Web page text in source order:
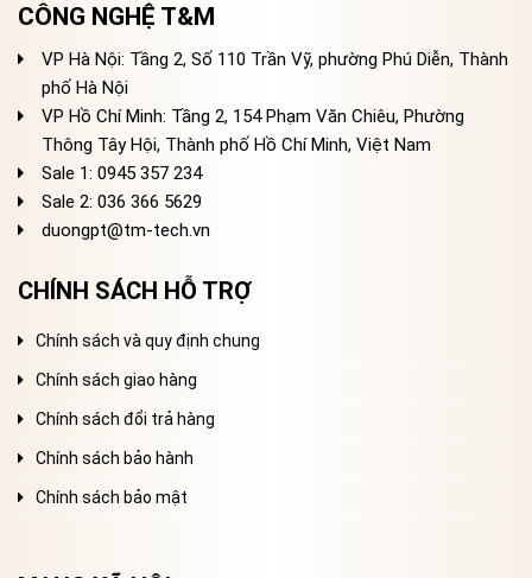
CÔNG NGHỆ T&M
VP Hà Nội: Tầng 2, Số 110 Trần Vỹ, phường Phú Diễn, Thành
phố Hà Nội
VP Hồ Chí Minh: Tầng 2, 154 Phạm Văn Chiêu, Phường
Thông Tây Hội, Thành phố Hồ Chí Minh, Việt Nam
Sale 1: 0945 357 234
Sale 2: 036 366 5629
duongpt@tm-tech.vn
CHÍNH SÁCH HỖ TRỢ
Chính sách và quy định chung
Chính sách giao hàng
Chính sách đổi trả hàng
Chính sách bảo hành
Chính sách bảo mật